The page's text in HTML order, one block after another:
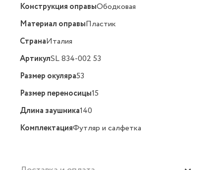
Конструкция оправыОбодковая
Материал оправыПластик
СтранаИталия
АртикулSL 834-002 53
Размер окуляра53
Размер переносицы15
Длина заушника140
КомплектацияФутляр и салфетка